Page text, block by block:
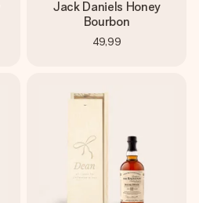
Jack Daniels Honey
Bourbon
49,99